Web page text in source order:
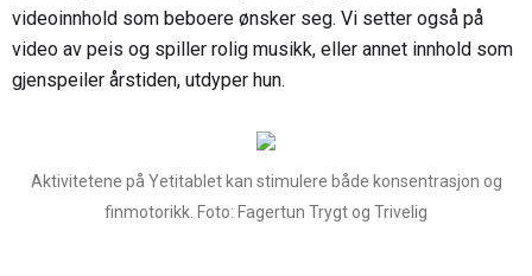
videoinnhold som beboere ønsker seg. Vi setter også på
video av peis og spiller rolig musikk, eller annet innhold som
gjenspeiler årstiden, utdyper hun.
Aktivitetene på Yetitablet kan stimulere både konsentrasjon og
finmotorikk. Foto: Fagertun Trygt og Trivelig